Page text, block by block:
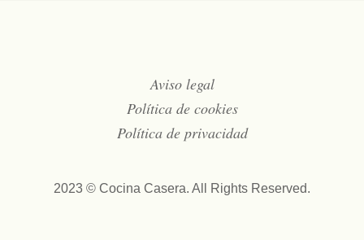
Aviso legal
Política de cookies
Política de privacidad
2023 © Cocina Casera. All Rights Reserved.